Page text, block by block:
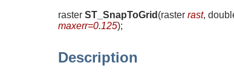
raster ST_SnapToGrid (raster rast,
maxerr=0.125);
Description